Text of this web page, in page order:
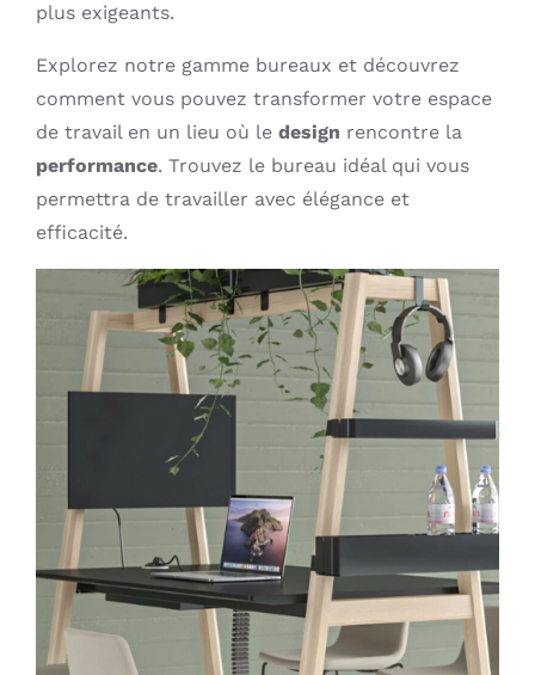
plus exigeants.
Explorez notre gamme bureaux et découvrez
comment vous pouvez transformer votre espace
de travail en un lieu où le design rencontre la
performance. Trouvez le bureau idéal qui vous
permettra de travailler avec élégance et
efficacité.